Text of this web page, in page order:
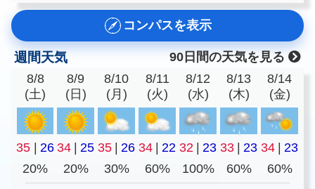
コンパスを表示
週間天気
90日間の天気を見る
8/8
(土)
8/9
(日)
8/10
(月)
8/11
(火)
8/12
(水)
8/13
(木)
8/14
(金)
35 26 34 25 35 26 34 22 32 23 33 23 34
23
20%
20% 30% 60% 100% 60% 60%